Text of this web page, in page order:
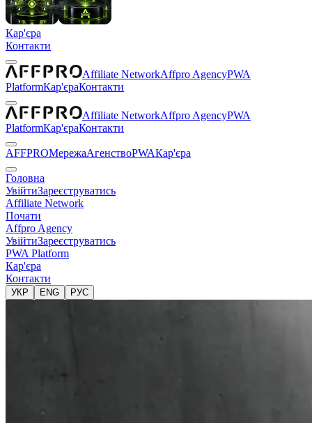
Кар'єра
Контакти
Affiliate NetworkAffpro AgencyPWA
PlatformКар'єраКонтакти
Affiliate NetworkAffpro AgencyPWA
PlatformКар'єраКонтакти
AFFPROМережаАгенствоPWAКар'єра
Головна
УвійтиЗареєструватись
Affiliate Network
Почати
Affpro Agency
УвійтиЗареєструватись
PWA Platform
Кар'єра
Контакти
УКР ENG РУС